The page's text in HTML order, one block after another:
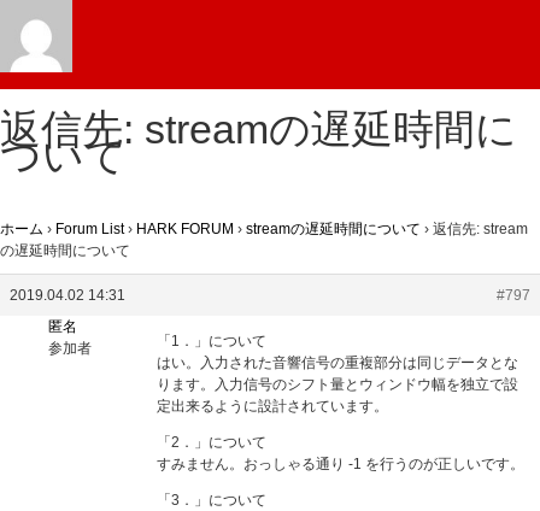
返信先: streamの遅延時間に
ついて
ホーム › Forum List › HARK FORUM › streamの遅延時間について › 返信先: stream
の遅延時間について
2019.04.02 14:31
#797
匿名
参加者
「1．」について
はい。入力された音響信号の重複部分は同じデータとな
ります。入力信号のシフト量とウィンドウ幅を独立で設
定出来るように設計されています。
「2．」について
すみません。おっしゃる通り -1 を行うのが正しいです。
「3．」について